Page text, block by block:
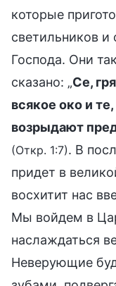
которые
светильников
Господа. Они
сказано: „Се,
всякое око и
возрыдают
(Откр. 1:7). В
придет в
восхитит нас
Мы войдем в
наслаждаться
Неверующие